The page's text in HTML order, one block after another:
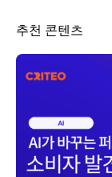
추천 콘텐츠